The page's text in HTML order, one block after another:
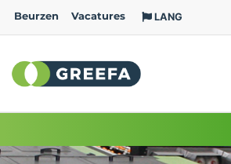
Beurzen Vacatures LANG